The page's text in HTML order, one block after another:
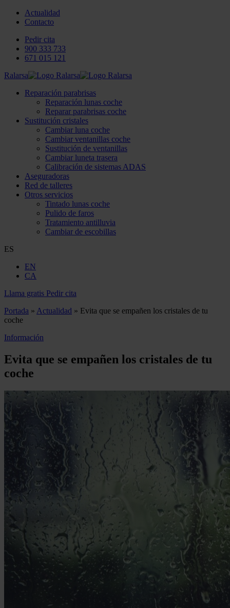
Actualidad
Contacto
Pedir cita
900 333 733
671 015 121
Ralarsa
Reparación parabrisas
Reparación lunas coche
Reparar parabrisas coche
Sustitución cristales
Cambiar luna coche
Cambiar ventanillas coche
Sustitución de ventanillas
Cambiar luneta trasera
Calibración de sistemas ADAS
Aseguradoras
Red de talleres
Otros servicios
Tintado lunas coche
Pulido de faros
Tratamiento antilluvia
Cambiar de escobillas
ES
EN
CA
Llama gratis Pedir cita
Portada » Actualidad » Evita que se empañen los cristales de tu
coche
Información
Evita que se empañen los cristales de tu
coche